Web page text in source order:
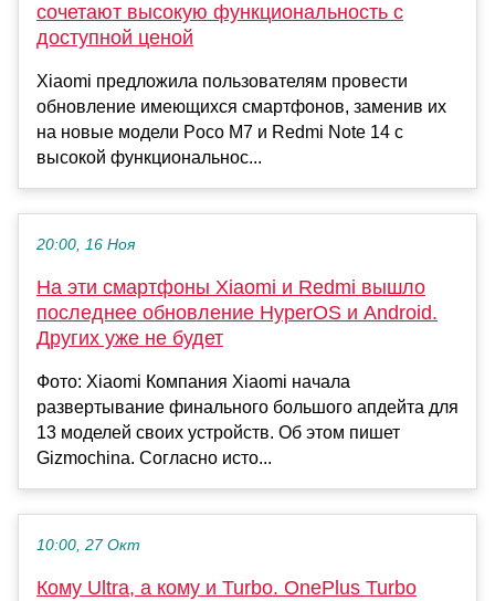
сочетают высокую функциональность с
доступной ценой
Xiaomi предложила пользователям провести
обновление имеющихся смартфонов, заменив их
на новые модели Poco M7 и Redmi Note 14 с
высокой функциональнос...
20:00, 16 Ноя
На эти смартфоны Xiaomi и Redmi вышло
последнее обновление HyperOS и Android.
Других уже не будет
Фото: Xiaomi Компания Xiaomi начала
развертывание финального большого апдейта для
13 моделей своих устройств. Об этом пишет
Gizmochina. Согласно исто...
10:00, 27 Окт
Кому Ultra, а кому и Turbo. OnePlus Turbo